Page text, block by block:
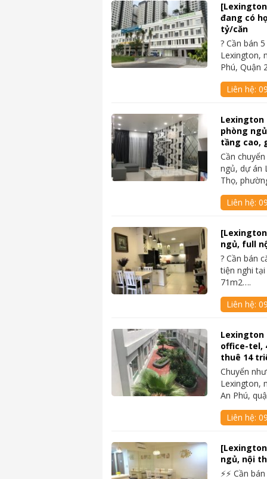
đang có
tỷ/căn
? Cần bán
Lexington,
Phú, Quận
Liên hệ:
Lexington
phòng
tầng cao,
Cần
ngủ, dự án
Thọ,
Liên hệ:
ngủ, full
? Cần bán
tiện nghi
71m2….
Liên hệ:
Lexington
office-tel,
thuê 14
Chuyển
Lexington,
An Phú,
Liên hệ:
ngủ, nội
⚡⚡ Cần